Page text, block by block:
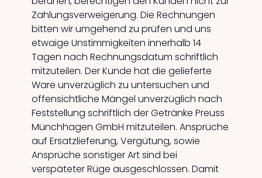
Zahlungsverweigerung. Die Rechnungen
bitten wir umgehend zu prüfen und uns
etwaige Unstimmigkeiten innerhalb 14
Tagen nach Rechnungsdatum schriftlich
mitzuteilen. Der Kunde hat die gelieferte
Ware unverzüglich zu untersuchen und
offensichtliche Mängel unverzüglich nach
Feststellung schriftlich der Getränke Preuss
Münchhagen GmbH mitzuteilen. Ansprüche
auf Ersatzlieferung, Vergütung, sowie
Ansprüche sonstiger Art sind bei
verspäteter Rüge ausgeschlossen. Damit